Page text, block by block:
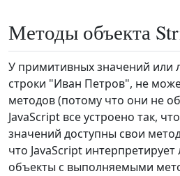
Методы объекта
У примитивных значений или
строки "Иван Петров", не
методов (потому что они не
JavaScript все устроено так,
значений доступны свои
что JavaScript
объекты с выполняемыми